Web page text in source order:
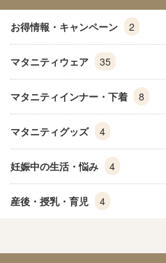
お得情報・キャンペーン 2
マタニティウェア 35
マタニティインナー・下着 8
マタニティグッズ 4
妊娠中の生活・悩み 4
産後・授乳・育児 4